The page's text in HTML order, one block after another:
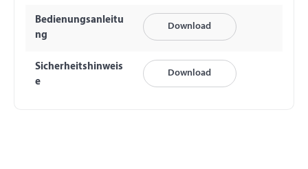
Bedienungsanleitu
ng
Download
Sicherheitshinweis
e
Download